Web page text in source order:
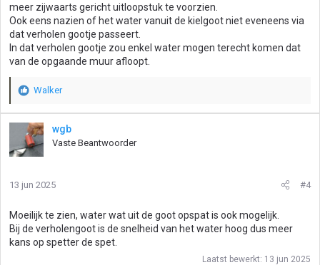
meer zijwaarts gericht uitloopstuk te voorzien.
Ook eens nazien of het water vanuit de kielgoot niet eveneens via
dat verholen gootje passeert.
In dat verholen gootje zou enkel water mogen terecht komen dat
van de opgaande muur afloopt.
W
a
d
e
i
g
e
n
:
Walker
wgb
Vaste Beantwoorder
13 jun 2025 #4
Moeilijk te zien, water wat uit de goot opspat is ook mogelijk.
Bij de verholengoot is de snelheid van het water hoog dus meer
kans op spetter de spet.
Laatst bewerkt: 13 jun 2025